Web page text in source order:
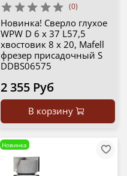
(0)
Новинка! Сверло глухое
WPW D 6 x 37 L57,5
хвостовик 8 x 20, Mafell
фрезер присадочный S
DDBS06575
2 355 Руб
В корзину
Новинка